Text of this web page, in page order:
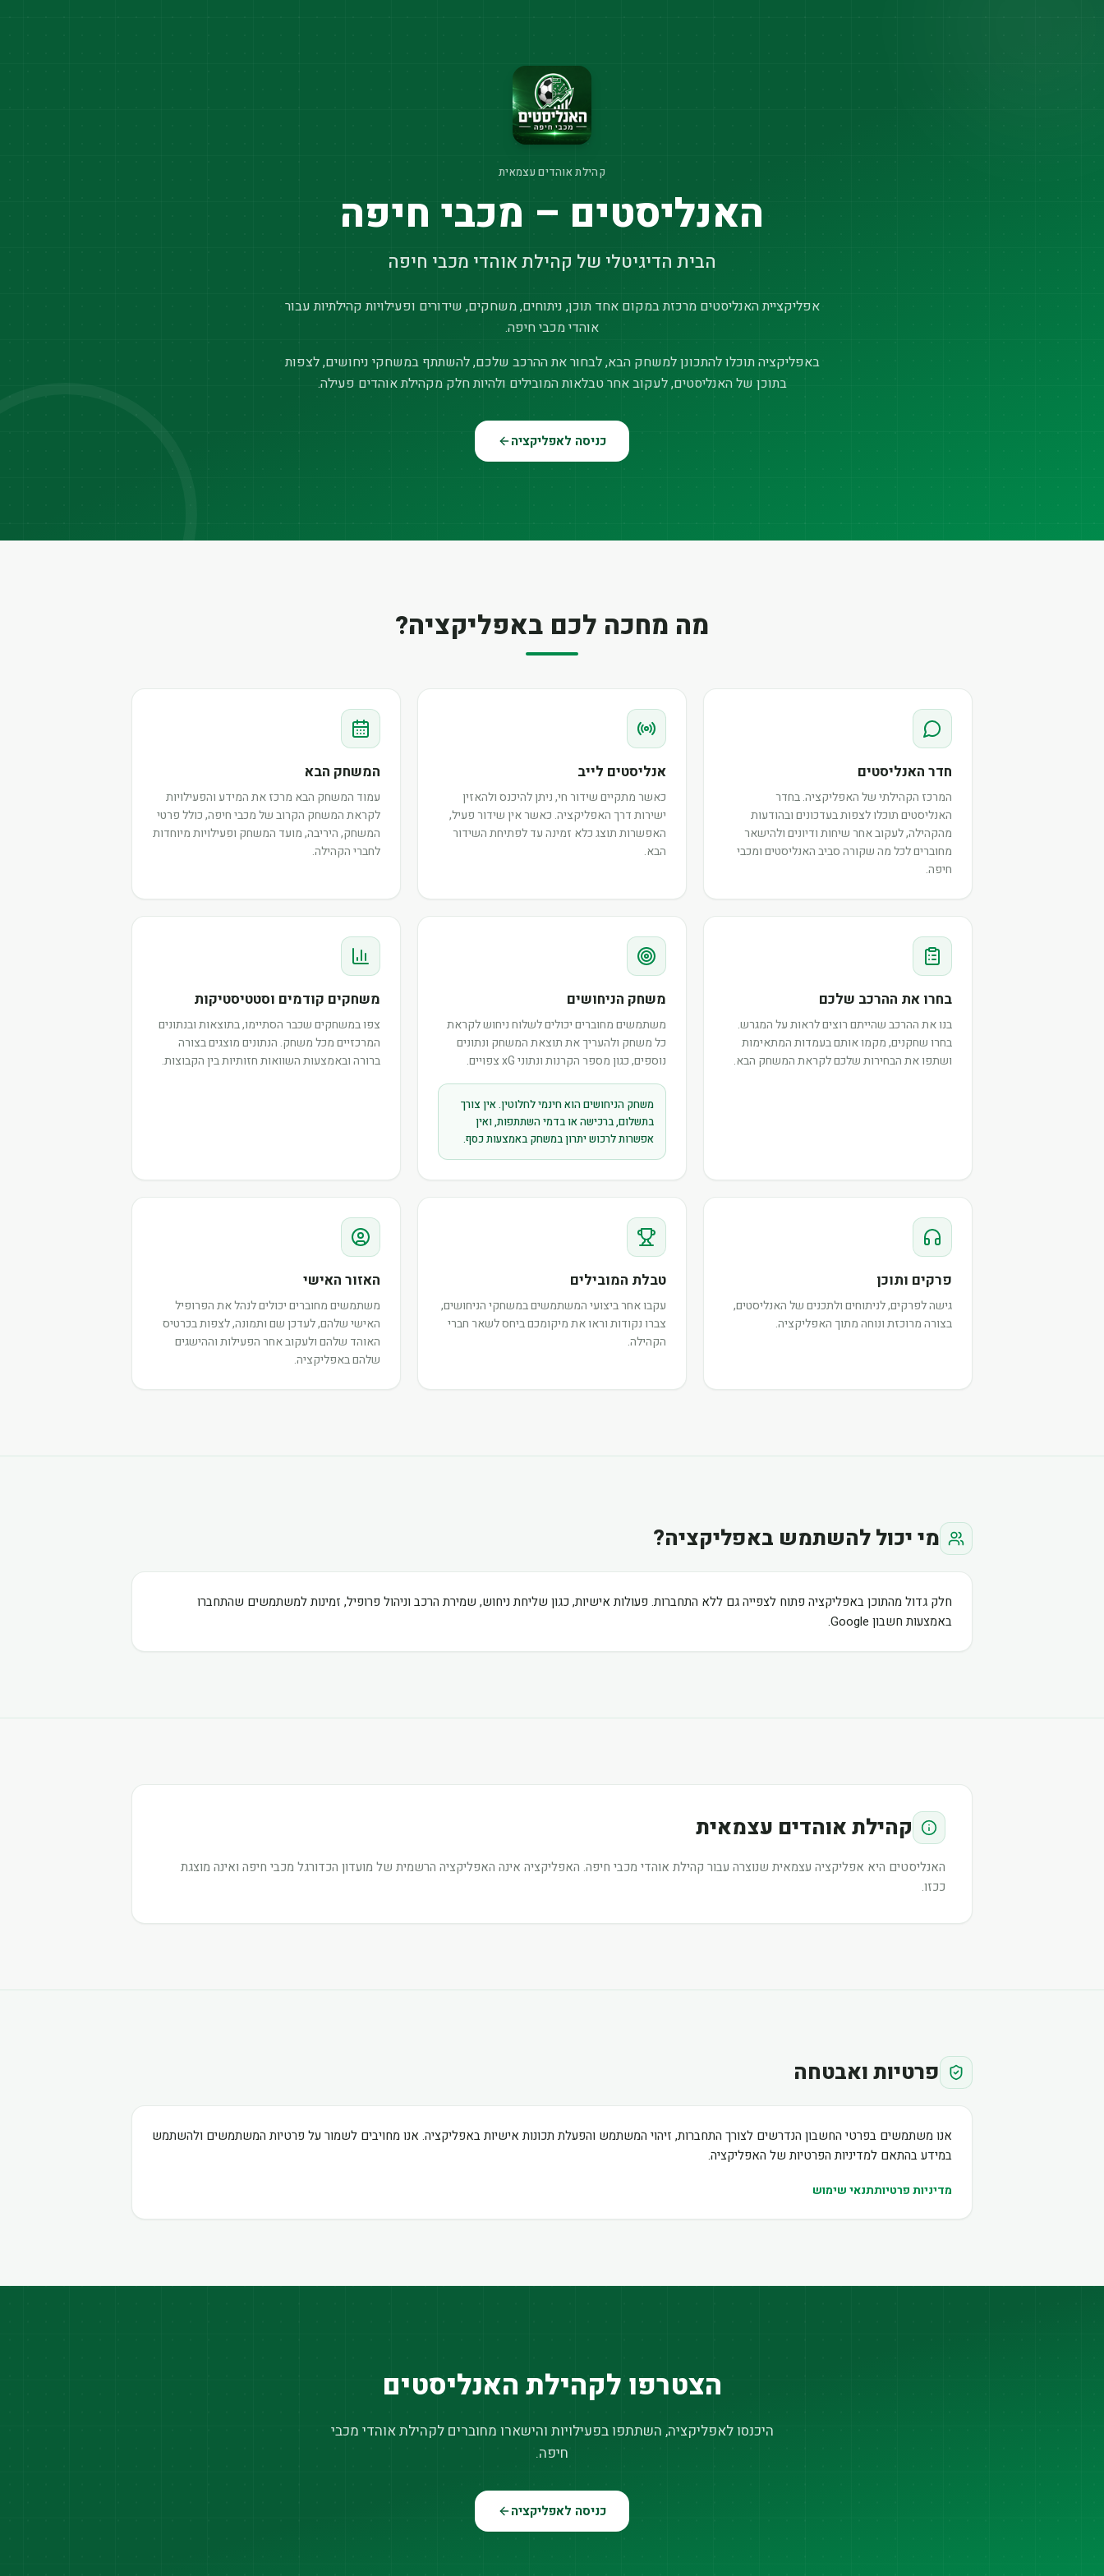
קהילת אוהדים עצמאית
האנליסטים – מכבי חיפה
הבית הדיגיטלי של קהילת אוהדי מכבי חיפה
אפליקציית האנליסטים מרכזת במקום אחד תוכן, ניתוחים, משחקים, שידורים ופעילויות קהילתיות עבור
אוהדי מכבי חיפה.
באפליקציה תוכלו להתכונן למשחק הבא, לבחור את ההרכב שלכם, להשתתף במשחקי ניחושים, לצפות
בתוכן של האנליסטים, לעקוב אחר טבלאות המובילים ולהיות חלק מקהילת אוהדים פעילה.
כניסה לאפליקציה
מה מחכה לכם באפליקציה?
חדר האנליסטים
המרכז הקהילתי של האפליקציה. בחדר
האנליסטים תוכלו לצפות בעדכונים ובהודעות
מהקהילה, לעקוב אחר שיחות ודיונים ולהישאר
מחוברים לכל מה שקורה סביב האנליסטים ומכבי
חיפה.
אנליסטים לייב
כאשר מתקיים שידור חי, ניתן להיכנס ולהאזין
ישירות דרך האפליקציה. כאשר אין שידור פעיל,
האפשרות תוצג כלא זמינה עד לפתיחת השידור
הבא.
המשחק הבא
עמוד המשחק הבא מרכז את המידע והפעילויות
לקראת המשחק הקרוב של מכבי חיפה, כולל פרטי
המשחק, היריבה, מועד המשחק ופעילויות מיוחדות
לחברי הקהילה.
בחרו את ההרכב שלכם
בנו את ההרכב שהייתם רוצים לראות על המגרש.
בחרו שחקנים, מקמו אותם בעמדות המתאימות
ושתפו את הבחירות שלכם לקראת המשחק הבא.
משחק הניחושים
משתמשים מחוברים יכולים לשלוח ניחוש לקראת
כל משחק ולהעריך את תוצאת המשחק ונתונים
נוספים, כגון מספר הקרנות ונתוני xG צפויים.
משחק הניחושים הוא חינמי לחלוטין. אין צורך
בתשלום, ברכישה או בדמי השתתפות, ואין
אפשרות לרכוש יתרון במשחק באמצעות כסף.
משחקים קודמים וסטטיסטיקות
צפו במשחקים שכבר הסתיימו, בתוצאות ובנתונים
המרכזיים מכל משחק. הנתונים מוצגים בצורה
ברורה ובאמצעות השוואות חזותיות בין הקבוצות.
פרקים ותוכן
גישה לפרקים, לניתוחים ולתכנים של האנליסטים,
בצורה מרוכזת ונוחה מתוך האפליקציה.
טבלת המובילים
עקבו אחר ביצועי המשתמשים במשחקי הניחושים,
צברו נקודות וראו את מיקומכם ביחס לשאר חברי
הקהילה.
האזור האישי
משתמשים מחוברים יכולים לנהל את הפרופיל
האישי שלהם, לעדכן שם ותמונה, לצפות בכרטיס
האוהד שלהם ולעקוב אחר הפעילות וההישגים
שלהם באפליקציה.
מי יכול להשתמש באפליקציה?
חלק גדול מהתוכן באפליקציה פתוח לצפייה גם ללא התחברות. פעולות אישיות, כגון שליחת ניחוש, שמירת הרכב וניהול פרופיל, זמינות למשתמשים שהתחברו
באמצעות חשבון Google.
קהילת אוהדים עצמאית
האנליסטים היא אפליקציה עצמאית שנוצרה עבור קהילת אוהדי מכבי חיפה. האפליקציה אינה האפליקציה הרשמית של מועדון הכדורגל מכבי חיפה ואינה מוצגת
ככזו.
פרטיות ואבטחה
אנו משתמשים בפרטי החשבון הנדרשים לצורך התחברות, זיהוי המשתמש והפעלת תכונות אישיות באפליקציה. אנו מחויבים לשמור על פרטיות המשתמשים ולהשתמש
במידע בהתאם למדיניות הפרטיות של האפליקציה.
מדיניות פרטיותתנאי שימוש
הצטרפו לקהילת האנליסטים
היכנסו לאפליקציה, השתתפו בפעילויות והישארו מחוברים לקהילת אוהדי מכבי
חיפה.
כניסה לאפליקציה